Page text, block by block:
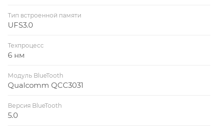
Тип встроенной памяти
UFS3.0
Техпроцесс
6 нм
Модуль BlueTooth
Qualcomm QCC3031
Версия BlueTooth
5.0